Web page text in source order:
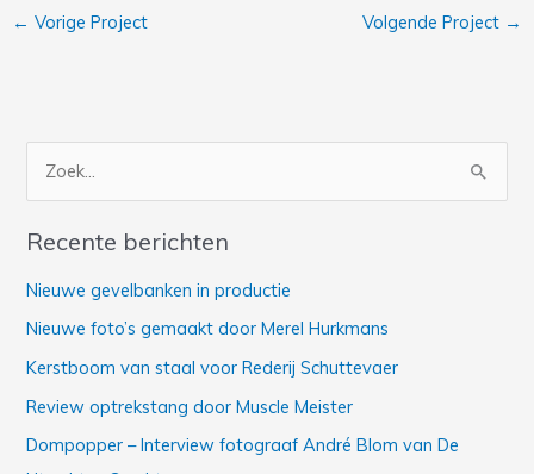
← Vorige Project Volgende Project →
e
k
r
:
Recente berichten
Nieuwe gevelbanken in productie
Nieuwe foto’s gemaakt door Merel Hurkmans
Kerstboom van staal voor Rederij Schuttevaer
Review optrekstang door Muscle Meister
Dompopper – Interview fotograaf André Blom van De